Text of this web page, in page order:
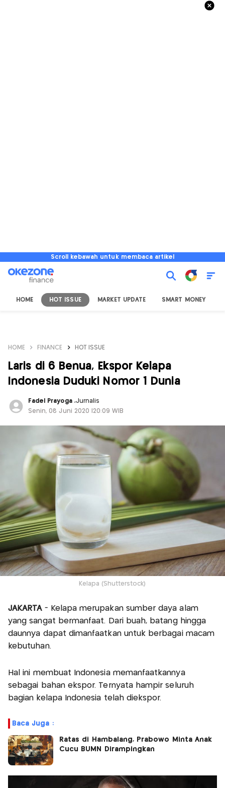
Scroll kebawah untuk membaca artikel
HOME HOT ISSUE MARKET UPDATE SMART MONEY
HOME FINANCE HOT ISSUE
Laris di 6 Benua, Ekspor Kelapa
Indonesia Duduki Nomor 1 Dunia
Fadel Prayoga ,Jurnalis
Senin, 08 Juni 2020 |20:09 WIB
Kelapa (Shutterstock)
JAKARTA - Kelapa merupakan sumber daya alam
yang sangat bermanfaat. Dari buah, batang hingga
daunnya dapat dimanfaatkan untuk berbagai macam
kebutuhan.
Hal ini membuat Indonesia memanfaatkannya
sebagai bahan ekspor. Ternyata hampir seluruh
bagian kelapa Indonesia telah diekspor.
Baca Juga :
Ratas di Hambalang, Prabowo Minta Anak
Cucu BUMN Dirampingkan